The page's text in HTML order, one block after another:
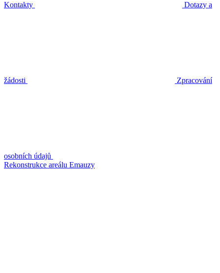
Kontakty Dotazy a
žádosti Zpracování
osobních údajů
Rekonstrukce areálu Emauzy